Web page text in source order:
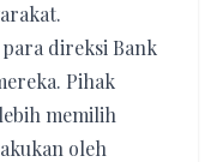
direksi Bank
Pihak
memilih
oleh